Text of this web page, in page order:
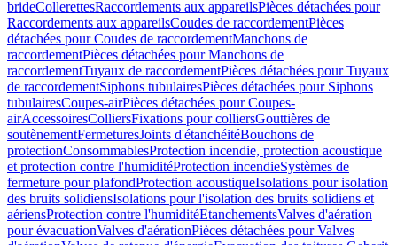
brideCollerettesRaccordements aux appareilsPièces détachées pour
Raccordements aux appareilsCoudes de raccordementPièces
détachées pour Coudes de raccordementManchons de
raccordementPièces détachées pour Manchons de
raccordementTuyaux de raccordementPièces détachées pour Tuyaux
de raccordementSiphons tubulairesPièces détachées pour Siphons
tubulairesCoupes-airPièces détachées pour Coupes-
airAccessoiresColliersFixations pour colliersGouttières de
soutènementFermeturesJoints d'étanchéitéBouchons de
protectionConsommablesProtection incendie, protection acoustique
et protection contre l'humiditéProtection incendieSystèmes de
fermeture pour plafondProtection acoustiqueIsolations pour isolation
des bruits solidiensIsolations pour l'isolation des bruits solidiens et
aériensProtection contre l'humiditéEtanchementsValves d'aération
pour évacuationValves d'aérationPièces détachées pour Valves